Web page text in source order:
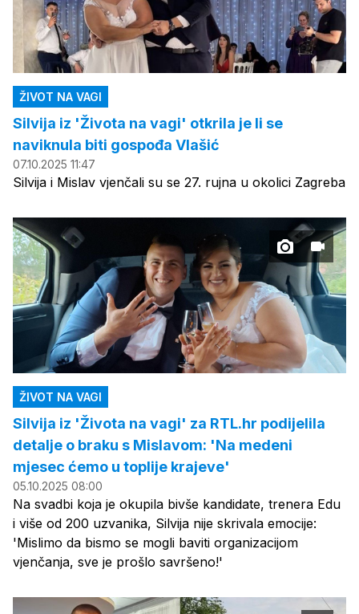
ŽIVOT NA VAGI
Silvija iz 'Života na vagi' otkrila je li se
naviknula biti gospođa Vlašić
07.10.2025 11:47
Silvija i Mislav vjenčali su se 27. rujna u okolici Zagreba
ŽIVOT NA VAGI
Silvija iz 'Života na vagi' za RTL.hr podijelila
detalje o braku s Mislavom: 'Na medeni
mjesec ćemo u toplije krajeve'
05.10.2025 08:00
Na svadbi koja je okupila bivše kandidate, trenera Edu
i više od 200 uzvanika, Silvija nije skrivala emocije:
'Mislimo da bismo se mogli baviti organizacijom
vjenčanja, sve je prošlo savršeno!'